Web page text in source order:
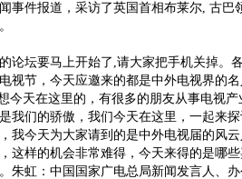
事件报道，采访了英国首相布莱尔, 古巴
论坛要马上开始了,请大家把手机关掉。
视节，今天应邀来的都是中外电视界的
今天在这里的，有很多的朋友从事电视
我们的骄傲，我们今天在这里，一起来
我今天为大家请到的是中外电视届的风
这样的机会非常难得，今天来得的是哪些
虹：中国国家广电总局新闻发言人、办